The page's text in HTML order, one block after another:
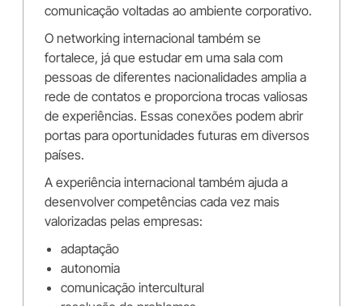
comunicação voltadas ao ambiente corporativo.
O networking internacional também se
fortalece, já que estudar em uma sala com
pessoas de diferentes nacionalidades amplia a
rede de contatos e proporciona trocas valiosas
de experiências. Essas conexões podem abrir
portas para oportunidades futuras em diversos
países.
A experiência internacional também ajuda a
desenvolver competências cada vez mais
valorizadas pelas empresas:
adaptação
autonomia
comunicação intercultural